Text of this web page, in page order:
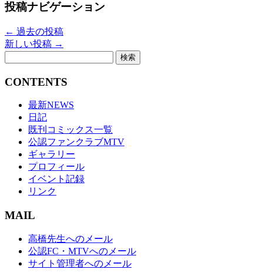
投稿ナビゲーション
← 過去の投稿
新しい投稿 →
CONTENTS
最新NEWS
日記
既刊コミックス一覧
公認ファンクラブMTV
ギャラリー
プロフィール
イベント記録
リンク
MAIL
高橋先生へのメール
公認FC・MTVへのメール
サイト管理者へのメール